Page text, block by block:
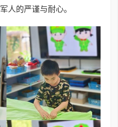
人的严谨与耐心。